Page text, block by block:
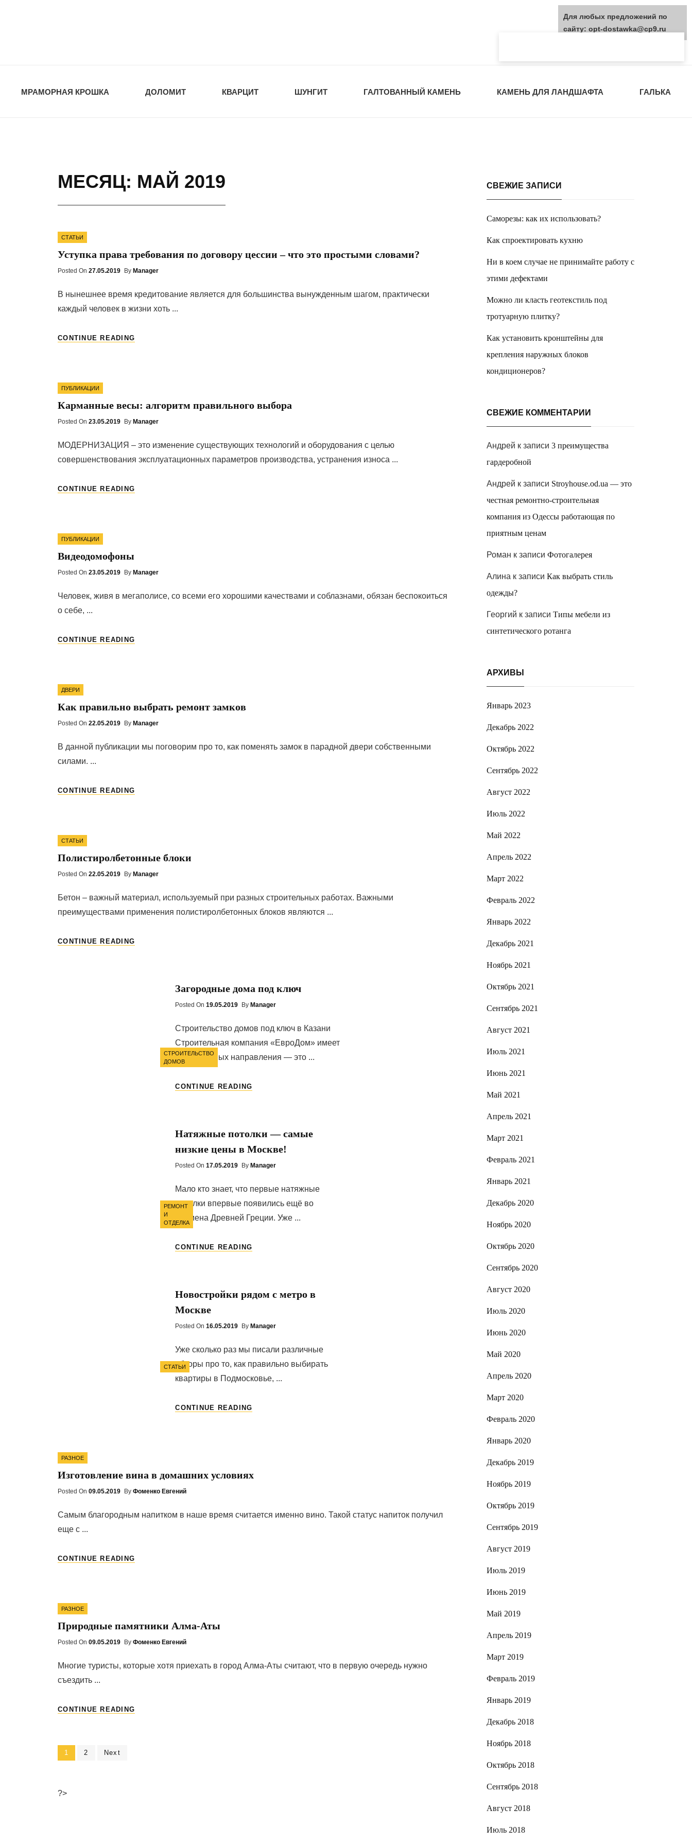
МРАМОРНАЯ КРОШКА ДОЛОМИТ КВАРЦИТ ШУНГИТ ГАЛТОВАННЫЙ КАМЕНЬ КАМЕНЬ ДЛЯ ЛАНДШАФТА ГАЛЬКА
МЕСЯЦ: МАЙ 2019
Categories
СТАТЬИ
Уступка права требования по договору цессии – что это простыми словами?
Posted On Posted
27.05.2019 By Manager
В нынешнее время кредитование является для большинства вынужденным шагом, практически
каждый человек в жизни хоть ...
CONTINUE READING
ЧТО
ЭТО
Categories
ПУБЛИКАЦИИ
Карманные весы: алгоритм правильного выбора
Posted On Posted
23.05.2019 By Manager
МОДЕРНИЗАЦИЯ – это изменение существующих технологий и оборудования с целью
совершенствования эксплуатационных параметров производства, устранения износа ...
CONTINUE READING
Categories
ПУБЛИКАЦИИ
Видеодомофоны
Posted On Posted
23.05.2019 By Manager
Человек, живя в мегаполисе, со всеми его хорошими качествами и соблазнами, обязан беспокоиться
о себе, ...
CONTINUE READING
Categories
ДВЕРИ
Как правильно выбрать ремонт замков
Posted On Posted
22.05.2019 By Manager
В данной публикации мы поговорим про то, как поменять замок в парадной двери собственными
силами. ...
CONTINUE READING
Categories
СТАТЬИ
Полистиролбетонные блоки
Posted On Posted
22.05.2019 By Manager
Бетон – важный материал, используемый при разных строительных работах. Важными
преимуществами применения полистиролбетонных блоков являются ...
CONTINUE READING
Categories
СТРОИТЕЛЬСТВО
ДОМОВ
Загородные дома под ключ
Posted OnPosted
19.05.2019 By Manager
Строительство домов под ключ в Казани
Строительная компания «ЕвроДом» имеет
два основных направления — это ...
CONTINUE READING
Categories
РЕМОНТ
И
ОТДЕЛКА
Натяжные потолки — самые
низкие цены в Москве!
Posted OnPosted
17.05.2019 By Manager
Мало кто знает, что первые натяжные
потолки впервые появились ещё во
времена Древней Греции. Уже ...
CONTINUE READING
ЦЕНЫ
Categories
СТАТЬИ
Новостройки рядом с метро в
Москве
Posted OnPosted
16.05.2019 By Manager
Уже сколько раз мы писали различные
обзоры про то, как правильно выбирать
квартиры в Подмосковье, ...
CONTINUE READING
Categories
РАЗНОЕ
Изготовление вина в домашних условиях
Posted On Posted
09.05.2019 By Фоменко Евгений
Самым благородным напитком в наше время считается именно вино. Такой статус напиток получил
еще с ...
CONTINUE READING
Categories
РАЗНОЕ
Природные памятники Алма-Аты
Posted On Posted
09.05.2019 By Фоменко Евгений
Многие туристы, которые хотя приехать в город Алма-Аты считают, что в первую очередь нужно
съездить ...
CONTINUE READING
Навигация
по
Page
1 Page
2 Next
?>
СВЕЖИЕ ЗАПИСИ
Саморезы: как их использовать?
Как спроектировать кухню
Ни в коем случае не принимайте работу с
этими дефектами
Можно ли класть геотекстиль под
тротуарную плитку?
Как установить кронштейны для
крепления наружных блоков
кондиционеров?
СВЕЖИЕ КОММЕНТАРИИ
Андрей к записи 3 преимущества
гардеробной
Андрей к записи Stroyhouse.od.ua — это
честная ремонтно-строительная
компания из Одессы работающая по
приятным ценам
Роман к записи Фотогалерея
Алина к записи Как выбрать стиль
одежды?
Георгий к записи Типы мебели из
синтетического ротанга
АРХИВЫ
Январь 2023
Декабрь 2022
Октябрь 2022
Сентябрь 2022
Август 2022
Июль 2022
Май 2022
Апрель 2022
Март 2022
Февраль 2022
Январь 2022
Декабрь 2021
Ноябрь 2021
Октябрь 2021
Сентябрь 2021
Август 2021
Июль 2021
Июнь 2021
Май 2021
Апрель 2021
Март 2021
Февраль 2021
Январь 2021
Декабрь 2020
Ноябрь 2020
Октябрь 2020
Сентябрь 2020
Август 2020
Июль 2020
Июнь 2020
Май 2020
Апрель 2020
Март 2020
Февраль 2020
Январь 2020
Декабрь 2019
Ноябрь 2019
Октябрь 2019
Сентябрь 2019
Август 2019
Июль 2019
Июнь 2019
Май 2019
Апрель 2019
Март 2019
Февраль 2019
Январь 2019
Декабрь 2018
Ноябрь 2018
Октябрь 2018
Сентябрь 2018
Август 2018
Июль 2018
Для любых предложений по
сайту: opt-dostawka@cp9.ru